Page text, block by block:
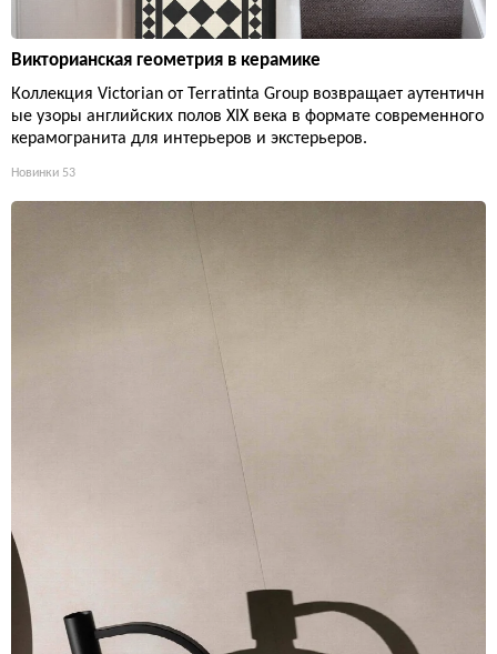
Викторианская геометрия в керамике
Коллекция Victorian от Terratinta Group возвращает аутентичн
ые узоры английских полов XIX века в формате современного
керамогранита для интерьеров и экстерьеров.
Новинки 53